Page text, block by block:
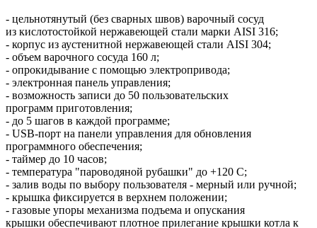
- цельнотянутый (без сварных швов) варочный сосуд
из кислотостойкой нержавеющей стали марки AISI 316;
- корпус из аустенитной нержавеющей стали AISI 304;
- объем варочного сосуда 160 л;
- опрокидывание с помощью электропривода;
- электронная панель управления;
- возможность записи до 50 пользовательских
программ приготовления;
- до 5 шагов в каждой программе;
- USB-порт на панели управления для обновления
программного обеспечения;
- таймер до 10 часов;
- температура "пароводяной рубашки" до +120 С;
- залив воды по выбору пользователя - мерный или ручной;
- крышка фиксируется в верхнем положении;
- газовые упоры механизма подъема и опускания
крышки обеспечивают плотное прилегание крышки котла к